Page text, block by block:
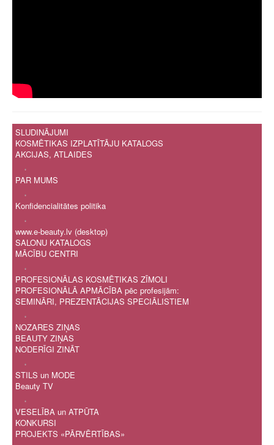
SLUDINĀJUMI
KOSMĒTIKAS IZPLATĪTĀJU KATALOGS
AKCIJAS, ATLAIDES
.
PAR MUMS
.
Konfidencialitātes politika
.
www.e-beauty.lv (desktop)
SALONU KATALOGS
MĀCĪBU CENTRI
.
PROFESIONĀLAS KOSMĒTIKAS ZĪMOLI
PROFESIONĀLĀ APMĀCĪBA pēc profesijām:
SEMINĀRI, PREZENTĀCIJAS SPECIĀLISTIEM
.
NOZARES ZIŅAS
BEAUTY ZIŅAS
NODERĪGI ZINĀT
.
STILS un MODE
Beauty TV
.
VESELĪBA un ATPŪTA
KONKURSI
PROJEKTS «PĀRVĒRTĪBAS»